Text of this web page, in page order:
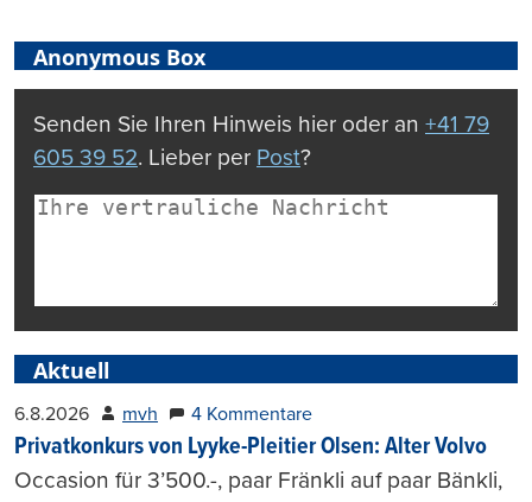
Anonymous Box
Senden Sie Ihren Hinweis hier oder an +41 79
605 39 52. Lieber per Post?
Aktuell
6.8.2026 mvh 4 Kommentare
Privatkonkurs von Lyyke-Pleitier Olsen: Alter Volvo
Occasion für 3’500.-, paar Fränkli auf paar Bänkli,